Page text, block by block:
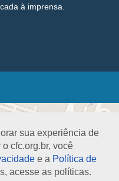
sua experiência de
cfc.org.br, você
e a Política de
acesse as políticas.
à imprensa.